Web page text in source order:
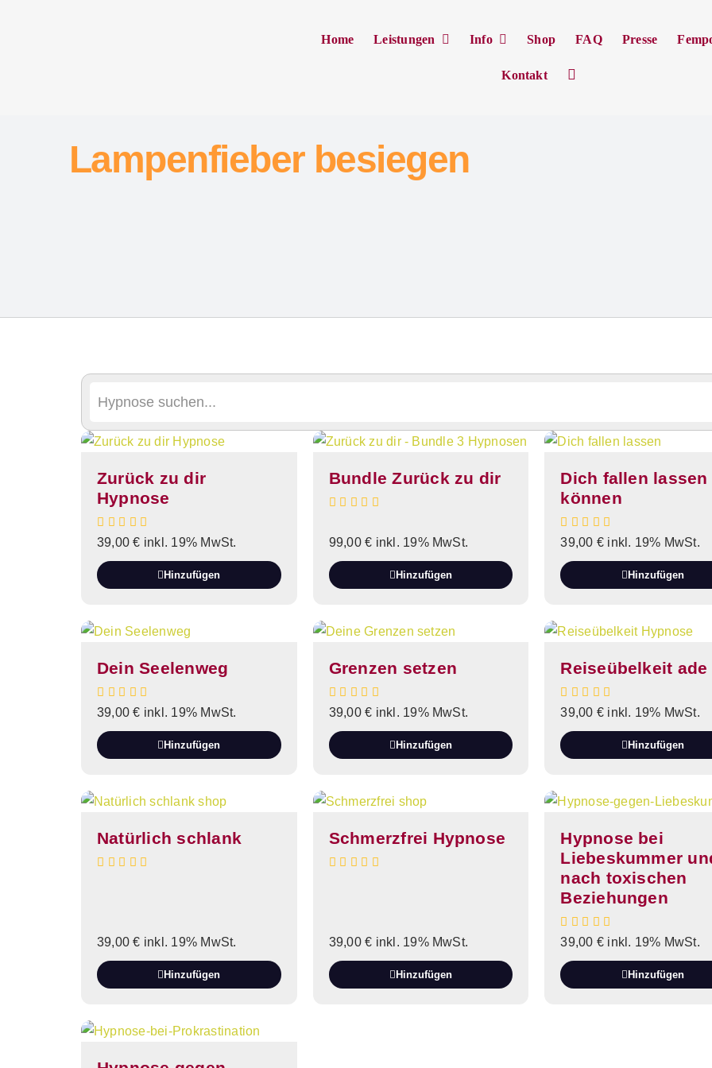
Home Leistungen Info Shop FAQ Presse
Kontakt
Lampenfieber besiegen
Zurück zu dir
Hypnose
39,00€ inkl. 19% MwSt.
Hinzufügen
Bundle Zurück zu dir
99,00€ inkl. 19% MwSt.
Hinzufügen
Dich fallen lassen
können
39,00 € inkl. 19% MwSt.
Hinzufügen
Dein Seelenweg
39,00€ inkl. 19% MwSt.
Hinzufügen
Grenzen setzen
39,00€ inkl. 19% MwSt.
Hinzufügen
Reiseübelkeit ade
39,00 € inkl. 19% MwSt.
Hinzufügen
Natürlich schlank
39,00€ inkl. 19% MwSt.
Hinzufügen
Schmerzfrei Hypnose
39,00€ inkl. 19% MwSt.
Hinzufügen
Hypnose bei
Liebeskummer
nach toxischen
Beziehungen
39,00 € inkl. 19% MwSt.
Hinzufügen